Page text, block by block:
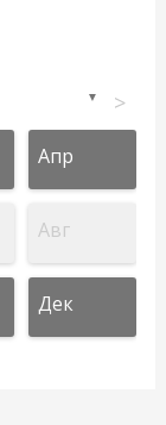
▼ >
Апр
Авг
Дек